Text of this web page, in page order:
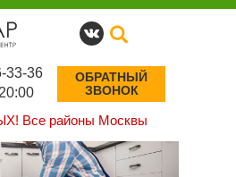
Все районы Москвы
33-36
ОБРАТНЫЙ
ЗВОНОК